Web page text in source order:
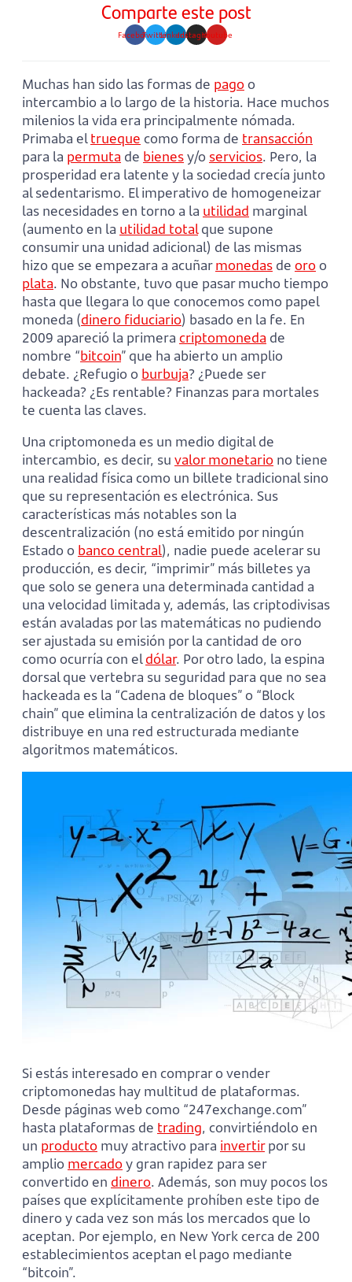
Comparte este post
FacebookTwitterLinkedinInstagramYoutube
Muchas han sido las formas de pagoo
intercambio a lo largo de la historia. Hace muchos
milenios la vida era principalmente nómada.
Primaba eltrueque como forma de transacción
para la permuta de bienesy/o servicios. Pero, la
prosperidad era latente y la sociedad crecía junto
al sedentarismo. El imperativo de homogeneizar
las necesidades en torno a la utilidad marginal
(aumento en la utilidad totalque supone
consumir una unidad adicional) de las mismas
hizo que se empezara a acuñarmonedas de oroo
plata. No obstante, tuvo que pasar mucho tiempo
hasta que llegara lo que conocemos como papel
moneda (dinero fiduciario) basado en la fe. En
2009 apareció la primera criptomoneda de
nombre “bitcoin” que ha abierto un amplio
debate. ¿Refugio o burbuja? ¿Puede ser
hackeada? ¿Es rentable? Finanzas para mortales
te cuenta las claves.
Una criptomoneda es un medio digital de
intercambio, es decir, su valor monetario no tiene
una realidad física como un billete tradicional sino
que su representación es electrónica. Sus
características más notables son la
descentralización (no está emitido por ningún
Estado o banco central), nadie puede acelerar su
producción, es decir, “imprimir” más billetes ya
que solo se genera una determinada cantidad a
una velocidad limitada y, además, las criptodivisas
están avaladas por las matemáticas no pudiendo
ser ajustada su emisión por la cantidad de oro
como ocurría con eldólar. Por otro lado, la espina
dorsal que vertebra su seguridad para que no sea
hackeada es la “Cadena de bloques” o “Block
chain” que elimina la centralización de datos y los
distribuye en una red estructurada mediante
algoritmos matemáticos.
Si estás interesado en comprar o vender
criptomonedas hay multitud de plataformas.
Desde páginas web como “247exchange.com”
hasta plataformas de trading, convirtiéndolo en
un producto muy atractivo para invertirpor su
amplio mercadoy gran rapidez para ser
convertido en dinero. Además, son muy pocos los
países que explícitamente prohíben este tipo de
dinero y cada vez son más los mercados que lo
aceptan. Por ejemplo, en New York cerca de 200
establecimientos aceptan el pago mediante
“bitcoin”.